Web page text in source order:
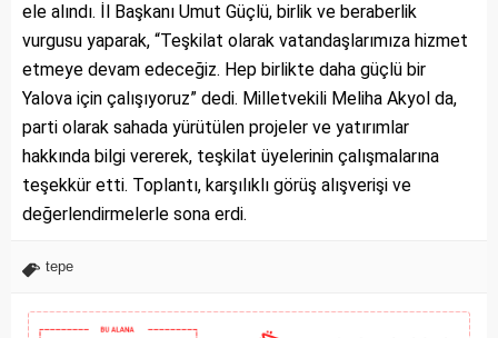
ele alındı. İl Başkanı Umut Güçlü, birlik ve beraberlik
vurgusu yaparak, “Teşkilat olarak vatandaşlarımıza hizmet
etmeye devam edeceğiz. Hep birlikte daha güçlü bir
Yalova için çalışıyoruz” dedi. Milletvekili Meliha Akyol da,
parti olarak sahada yürütülen projeler ve yatırımlar
hakkında bilgi vererek, teşkilat üyelerinin çalışmalarına
teşekkür etti. Toplantı, karşılıklı görüş alışverişi ve
değerlendirmelerle sona erdi.
tepe